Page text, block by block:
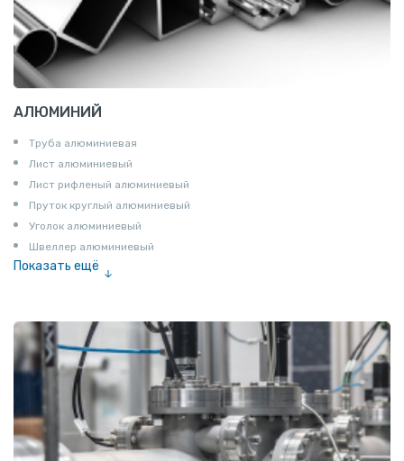
АЛЮМИНИЙ
Труба алюминиевая
Лист алюминиевый
Лист рифленый алюминиевый
Пруток круглый алюминиевый
Уголок алюминиевый
Швеллер алюминиевый
Показать ещё
Шина электротехническая
Алюминиевая плита
Z профиль алюминиевый
Т профиль алюминиевый
Пруток квадратный алюминиевый
Полоса алюминиевая
Пруток шестигранный алюминиевый